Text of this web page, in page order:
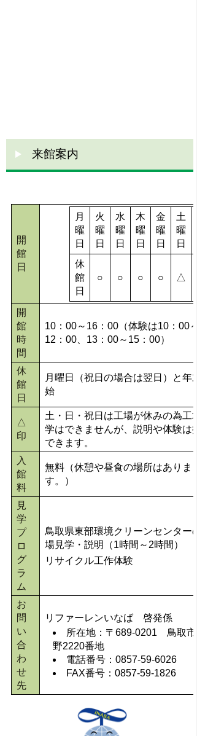
来館案内
開
館
日
月
曜
日
火
曜
日
水
曜
日
木
曜
日
金
曜
日
土
曜
日
休
館
日
○ ○ ○ ○ △
開
館
時
間
10 ： 00～ 16 ： 00（体験は10 ： 00～
12 ： 00 13 ： 00～ 15 ： 00）
休
館
日
月曜日（祝日の場合は翌日）と年
始
△
印
土・日・祝日は工場が休みの為工
学はできませんが、 説明や体験は
できます。
入
館
料
無料（休憩や昼食の場所はありま
す。）
見
学
プ
ロ
グ
ラ
ム
鳥取県東部環境クリーンセンター
場見学・説明（1時間～2時間）
リサイクル工作体験
お
問
い
合
わ
せ
先
リファーレンいなば 啓発係
所在地：〒689-0201 鳥取市
野2220番地
電話番号：0857-59-6026
FAX番号：0857-59-1826